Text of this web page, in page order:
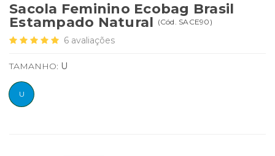
Sacola Feminino Ecobag Brasil
Estampado Natural (Cód. SACE90 )
6 avaliações
TAMANHO: U
U